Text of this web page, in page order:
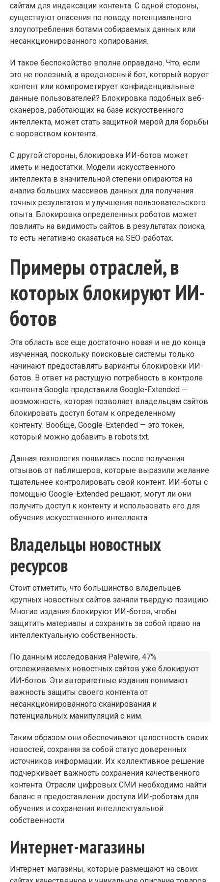
сайтам для индексации контента. С одной стороны,
существуют опасения по поводу потенциального
злоупотребления ботами собираемых данных или
несанкционированного копирования.
И такое беспокойство вполне оправдано. Что, если
это не полезный, а вредоносный бот, который ворует
контент или компрометирует конфиденциальные
данные пользователей? Блокировка подобных веб-
сканеров, работающих на базе искусственного
интеллекта, может стать защитной мерой для борьбы
с воровством контента.
С другой стороны, блокировка ИИ-ботов может
иметь и недостатки. Модели искусственного
интеллекта в значительной степени опираются на
анализ больших массивов данных для получения
точных результатов и улучшения пользовательского
опыта. Блокировка определенных роботов может
повлиять на видимость сайтов в результатах поиска,
то есть негативно сказаться на SEO-работах.
Примеры отраслей, в
которых блокируют ИИ-
ботов
Эта область все еще достаточно новая и не до конца
изученная, поскольку поисковые системы только
начинают предоставлять варианты блокировки ИИ-
ботов. В ответ на растущую потребность в контроле
контента Google представила Google-Extended —
возможность, которая позволяет владельцам сайтов
блокировать доступ ботам к определенному
контенту. Вообще, Google-Extended — это токен,
который можно добавить в robots.txt.
Данная технология появилась после получения
отзывов от паблишеров, которые выразили желание
тщательнее контролировать свой контент. ИИ-боты с
помощью Google-Extended решают, могут ли они
получить доступ к контенту и использовать его для
обучения искусственного интеллекта.
Владельцы новостных
ресурсов
Стоит отметить, что большинство владельцев
крупных новостных сайтов заняли твердую позицию.
Многие издания блокируют ИИ-ботов, чтобы
защитить материалы и сохранить за собой право на
интеллектуальную собственность.
По данным исследования Palewire, 47%
отслеживаемых новостных сайтов уже блокируют
ИИ-ботов. Эти авторитетные издания понимают
важность защиты своего контента от
несанкционированного сканирования и
потенциальных манипуляций с ним.
Таким образом они обеспечивают целостность своих
новостей, сохраняя за собой статус доверенных
источников информации. Их коллективное решение
подчеркивает важность сохранения качественного
контента. Отрасли цифровых СМИ необходимо найти
баланс в предоставлении доступа ИИ-роботам для
обучения и сохранения интеллектуальной
собственности.
Интернет-магазины
Интернет-магазины, которые размещают на своих